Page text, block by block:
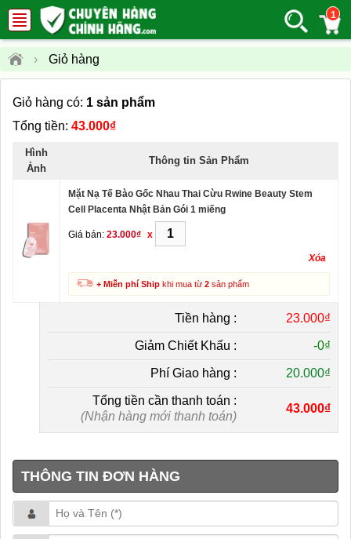
1
› Giỏ hàng
Giỏ hàng có: 1 sản phẩm
Tổng tiền: 43.000₫
Hình
Ảnh
Thông tin Sản Phẩm
Mặt Nạ Tế Bào Gốc Nhau Thai Cừu Rwine Beauty Stem
Cell Placenta Nhật Bản Gói 1 miếng
Giá bán: 23.000₫ x
Xóa
+ Miễn phí Ship khi mua từ 2 sản phẩm
Tiền hàng : 23.000₫
Giảm Chiết Khấu : -0₫
Phí Giao hàng : 20.000₫
Tổng tiền cần thanh toán :
(Nhận hàng mới thanh toán)
43.000₫
THÔNG TIN ĐƠN HÀNG